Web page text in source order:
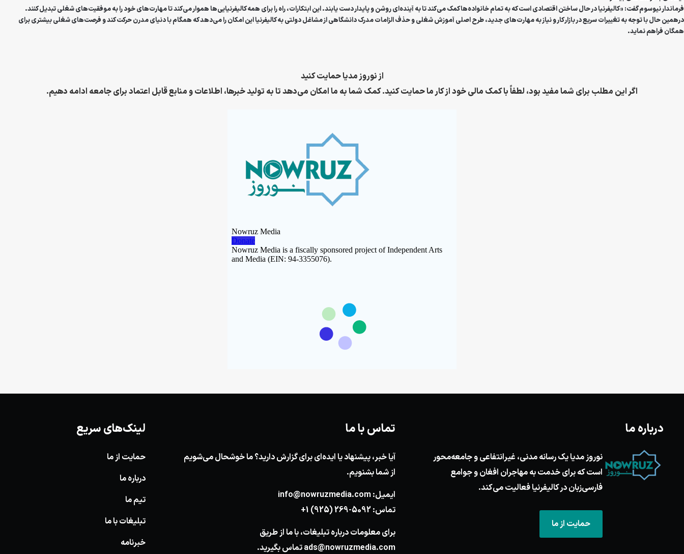
فرماندار نیوسوم گفت: «کالیفرنیا در حال ساختن اقتصادی است که به تمام خانواده‌ها کمک می‌کند تا به آینده‌ای روشن و پایدار دست یابند. این ابتکارات، راه را برای همه کالیفرنیایی‌ها هموار می‌کند تا مهارت‌های خود را به موفقیت‌های شغلی تبدیل کنند.
درهمین حال با توجه به تغییرات سریع در بازار کار و نیاز به مهارت‌های جدید، طرح اصلی آموزش شغلی و حذف الزامات مدرک دانشگاهی از مشاغل دولتی به کالیفرنیا این امکان را می‌دهد که همگام با دنیای مدرن حرکت کند و فرصت‌های شغلی بیشتری برای
همگان فراهم نماید.
از نوروز مدیا حمایت کنید
اگر این مطلب برای شما مفید بود، لطفاً با کمک مالی خود از کار ما حمایت کنید. کمک شما به ما امکان می‌دهد تا به تولید خبرها، اطلاعات و منابع قابل اعتماد برای جامعه ادامه دهیم.
درباره ما
نوروز مدیا یک رسانه مدنی، غیرانتفاعی و جامعه‌محور
است که برای خدمت به مهاجران افغان و جوامع
فارسی‌زبان در کالیفرنیا فعالیت می‌کند.
حمایت از ما
تماس با ما
آیا خبر، پیشنهاد یا ایده‌ای برای گزارش دارید؟ ما خوشحال می‌شویم
از شما بشنویم.
ایمیل:info@nowruzmedia.com
تماس:+1 (925) 269-5092
برای معلومات درباره تبلیغات، با ما از طریق
ads@nowruzmedia.comتماس بگیرید.
لینک‌های سریع
حمایت از ما
درباره ما
تیم ما
تبلیغات با ما
خبرنامه